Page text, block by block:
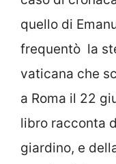
quello di
frequentò la
vaticana che
a Roma il 22
libro racconta
giardino, e